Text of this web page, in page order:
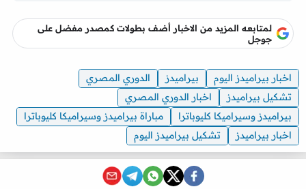
لمتابعه المزيد من الاخبار أضف بطولات كمصدر مفضل على
جوجل
اخبار بيراميدز اليوم بيراميدز
الدوري المصري
تشكيل بيراميدز
اخبار الدوري المصري
بيراميدز وسيراميكا كليوباترا
مباراة بيراميدز وسيراميكا كليوباترا
اخبار بيراميدز
تشكيل بيراميدز اليوم